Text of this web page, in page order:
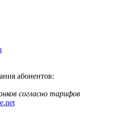
абонентов:
согласно тарифов